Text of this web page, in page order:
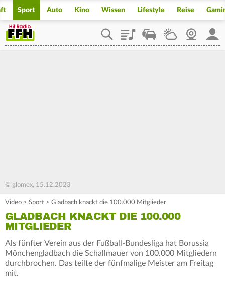
Sport Auto Kino Wissen Lifestyle Reise
PlaylistStaupilotWetterWebcam
© glomex, 15.12.2023
Video > Sport > Gladbach knackt die 100.000 Mitglieder
GLADBACH KNACKT DIE 100.000
MITGLIEDER
Als fünfter Verein aus der Fußball-Bundesliga hat Borussia
Mönchengladbach die Schallmauer von 100.000 Mitgliedern
durchbrochen. Das teilte der fünfmalige Meister am Freitag
mit.